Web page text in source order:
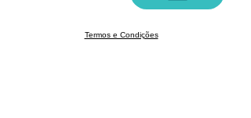
Termos e Condições